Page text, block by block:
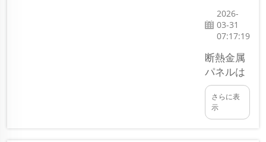
り、建物
の品質お
よび性能
に影響を
与えま
す。これ
により、
判断に迷
2026-
03-31
07:17:19
断熱金属
パネルは
建築にお
いて優れ
た選択肢
さらに表
示